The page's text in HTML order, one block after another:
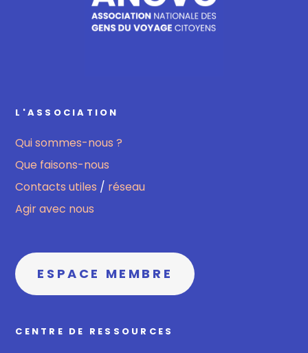
L'ASSOCIATION
Qui sommes-nous ?
Que faisons-nous
Contacts utiles / réseau
Agir avec nous
ESPACE MEMBRE
CENTRE DE RESSOURCES